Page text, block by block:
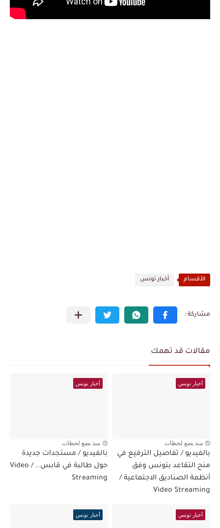
الأقسام أخبار تونس
مقالات قد تهمك
أخبار تونس
منذ بضع لحظات
بالفيديو / تفاصيل الترفيع في
منح التقاعد بتونس وفق
أنظمة الصناديق الاجتماعية /
Video Streaming
أخبار تونس
منذ بضع لحظات
بالفيديو / مستجدات جديدة
حول طالبة في قابس.. / Video
Streaming
أخبار تونس أخبار تونس